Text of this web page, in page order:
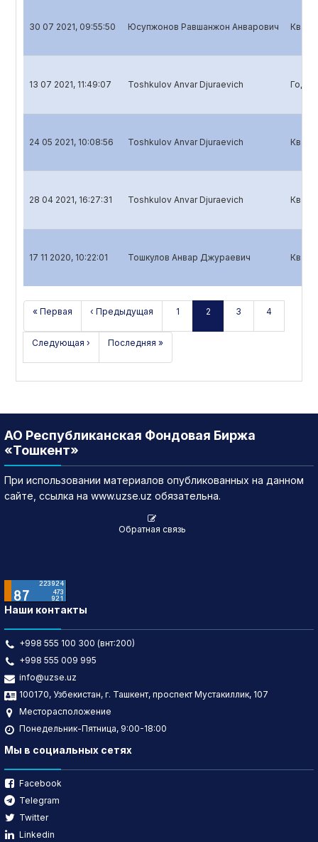
30 07 2021, 09:55:50 Юсупжонов Равшанжон Анварович
13 07 2021, 11:49:07 Toshkulov Anvar Djuraevich
24 05 2021, 10:08:56 Toshkulov Anvar Djuraevich
28 04 2021, 16:27:31 Toshkulov Anvar Djuraevich
17 11 2020, 10:22:01 Тошкулов Анвар Джураевич
« Первая ‹ Предыдущая 1 2 3 4
Следующая › Последняя »
АО Республиканская Фондовая Биржа
«Тошкент»
При использовании материалов опубликованных на данном
сайте, ссылка на www.uzse.uz обязательна.
Обратная связь
Наши контакты
+998 555 100 300 (внт:200)
+998 555 009 995
info@uzse.uz
100170, Узбекистан, г. Ташкент, проспект Мустакиллик, 107
Месторасположение
Понедельник-Пятница, 9:00-18:00
Мы в социальных сетях
Facebook
Telegram
Twitter
Linkedin